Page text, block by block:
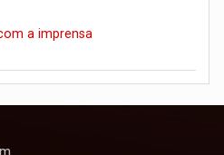
a imprensa